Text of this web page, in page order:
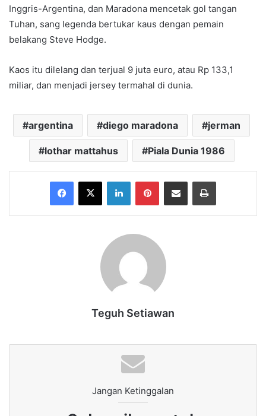
Inggris-Argentina, dan Maradona mencetak gol tangan
Tuhan, sang legenda bertukar kaus dengan pemain
belakang Steve Hodge.
Kaos itu dilelang dan terjual 9 juta euro, atau Rp 133,1
miliar, dan menjadi jersey termahal di dunia.
argentina diego maradona jerman
lothar mattahus Piala Dunia 1986
Facebook
X LinkedInPinterestShare via Email Print
Teguh Setiawan
Jangan Ketinggalan